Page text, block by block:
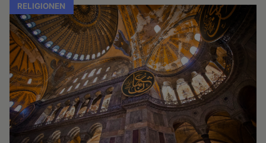
RELIGIONEN